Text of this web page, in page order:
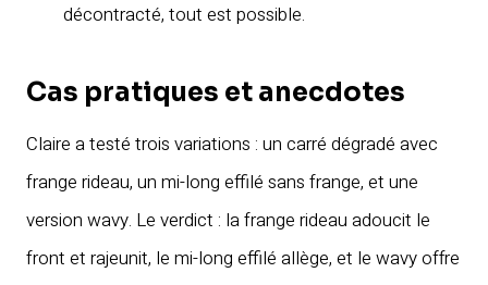
décontracté, tout est possible.
Cas pratiques et anecdotes
Claire a testé trois variations : un carré dégradé avec
frange rideau, un mi-long effilé sans frange, et une
version wavy. Le verdict : la frange rideau adoucit le
front et rajeunit, le mi-long effilé allège, et le wavy offre